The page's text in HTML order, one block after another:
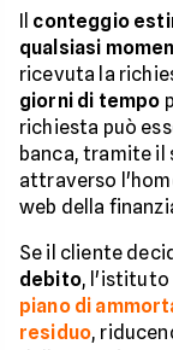
Il conteggio
qualsiasi
ricevuta la
giorni di tempo
richiesta può
banca, tramite il
attraverso
web della
Se il cliente
debito, l'istituto
piano di
residuo,